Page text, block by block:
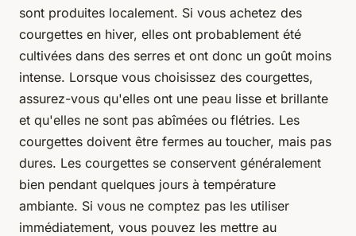
sont produites localement. Si vous achetez des
courgettes en hiver, elles ont probablement été
cultivées dans des serres et ont donc un goût moins
intense. Lorsque vous choisissez des courgettes,
assurez-vous qu'elles ont une peau lisse et brillante
et qu'elles ne sont pas abîmées ou flétries. Les
courgettes doivent être fermes au toucher, mais pas
dures. Les courgettes se conservent généralement
bien pendant quelques jours à température
ambiante. Si vous ne comptez pas les utiliser
immédiatement, vous pouvez les mettre au